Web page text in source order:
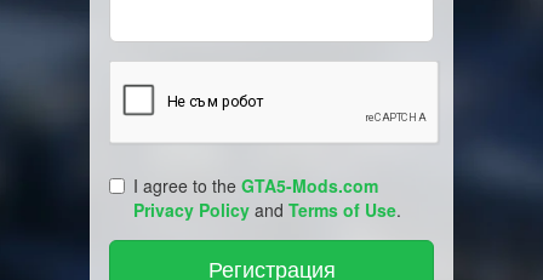
I agree to the GTA5-Mods.com
Privacy Policy and Terms of Use.